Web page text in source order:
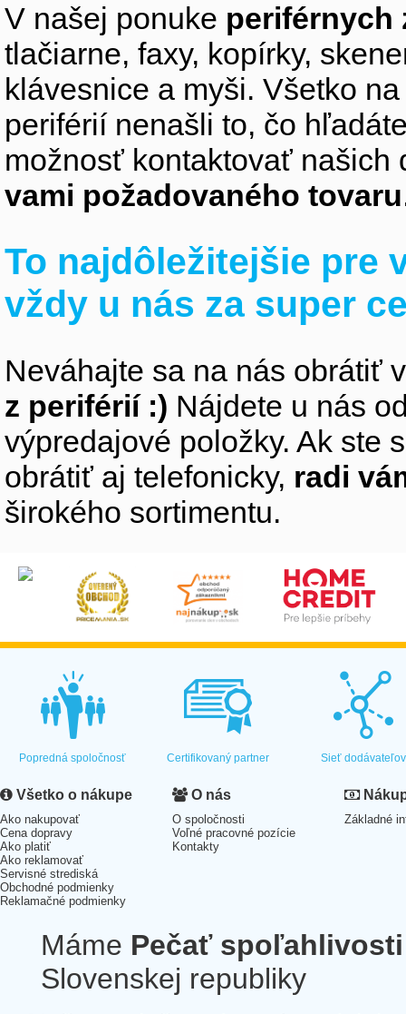
V našej ponuke periférnych
tlačiarne, faxy, kopírky,
klávesnice a myši. Všetko
periférií nenašli to, čo
možnosť kontaktovať
vami požadovaného tovaru
To najdôležitejšie pre
vždy u nás za super
Neváhajte sa na nás obrátiť
z periférií :) Nájdete u nás
výpredajové položky. Ak ste
obrátiť aj telefonicky, radi
širokého sortimentu.
Popredná spoločnosť Certifikovaný partner Sieť dodávateľov
Všetko o nákupe
Ako nakupovať
Cena dopravy
Ako platiť
Ako reklamovať
Servisné strediská
Obchodné podmienky
Reklamačné podmienky
O nás
O spoločnosti
Voľné pracovné pozície
Kontakty
Základné
Máme Pečať spoľahlivosti
Slovenskej republiky